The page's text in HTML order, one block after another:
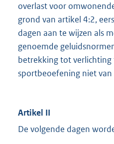
overlast voor
grond van artikel 4:2,
dagen aan te wijzen als
genoemde
betrekking tot verlichting
sportbeoefening niet van
Artikel II
De volgende dagen